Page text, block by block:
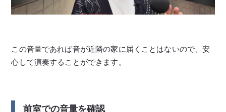
この音量であれば音が近隣の家に届くことはないので、安
心して演奏することができます。
前室での音量を確認